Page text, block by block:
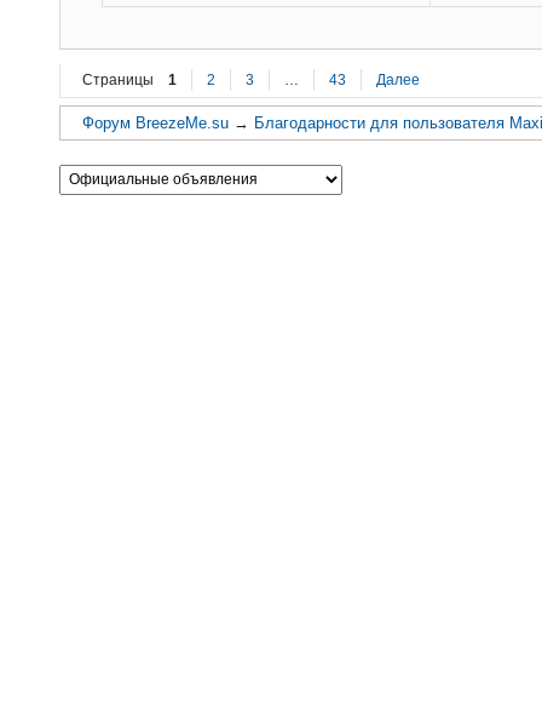
Страницы 1 2 3 … 43 Далее
Форум BreezeMe.su → Благодарности для пользователя